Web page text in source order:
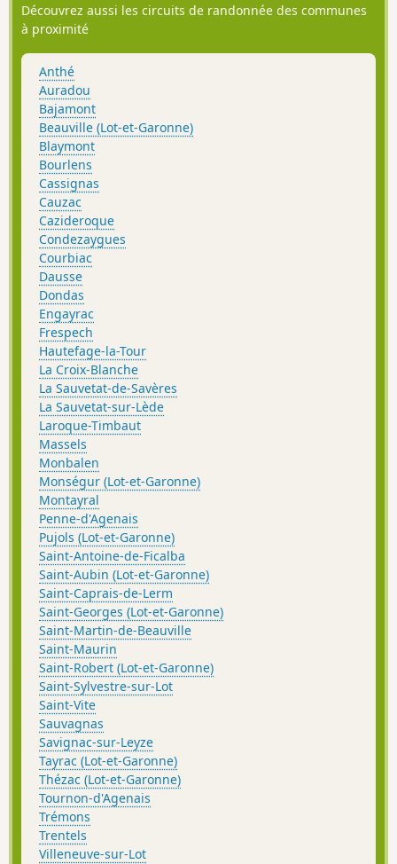
Découvrez aussi les circuits de randonnée des communes
à proximité
Anthé
Auradou
Bajamont
Beauville (Lot-et-Garonne)
Blaymont
Bourlens
Cassignas
Cauzac
Cazideroque
Condezaygues
Courbiac
Dausse
Dondas
Engayrac
Frespech
Hautefage-la-Tour
La Croix-Blanche
La Sauvetat-de-Savères
La Sauvetat-sur-Lède
Laroque-Timbaut
Massels
Monbalen
Monségur (Lot-et-Garonne)
Montayral
Penne-d'Agenais
Pujols (Lot-et-Garonne)
Saint-Antoine-de-Ficalba
Saint-Aubin (Lot-et-Garonne)
Saint-Caprais-de-Lerm
Saint-Georges (Lot-et-Garonne)
Saint-Martin-de-Beauville
Saint-Maurin
Saint-Robert (Lot-et-Garonne)
Saint-Sylvestre-sur-Lot
Saint-Vite
Sauvagnas
Savignac-sur-Leyze
Tayrac (Lot-et-Garonne)
Thézac (Lot-et-Garonne)
Tournon-d'Agenais
Trémons
Trentels
Villeneuve-sur-Lot